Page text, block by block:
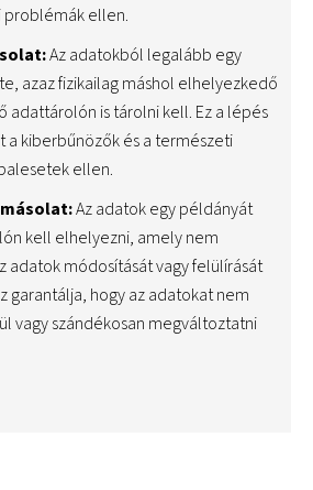
ellen.
Az adatokból legalább egy
azaz fizikailag máshol elhelyezkedő
adattárolón is tárolni kell. Ez a lépés
a kiberbűnözők és a természeti
ellen.
Az adatok egy példányát
kell elhelyezni, amely nem
adatok módosítását vagy felülírását
garantálja, hogy az adatokat nem
vagy szándékosan megváltoztatni